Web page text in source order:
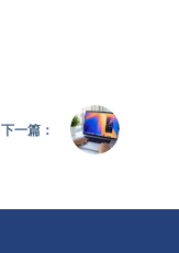
下一篇：